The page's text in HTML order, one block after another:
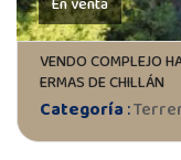
En venta
VENDO COMPLEJO
ERMAS DE CHILLÁN
Categoría: